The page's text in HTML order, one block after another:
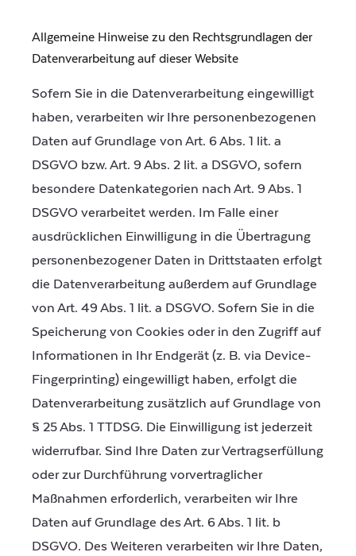
Allgemeine Hinweise zu den Rechtsgrundlagen der
Datenverarbeitung auf dieser Website
Sofern Sie in die Datenverarbeitung eingewilligt
haben, verarbeiten wir Ihre personenbezogenen
Daten auf Grundlage von Art. 6 Abs. 1 lit. a
DSGVO bzw. Art. 9 Abs. 2 lit. a DSGVO, sofern
besondere Datenkategorien nach Art. 9 Abs. 1
DSGVO verarbeitet werden. Im Falle einer
ausdrücklichen Einwilligung in die Übertragung
personenbezogener Daten in Drittstaaten erfolgt
die Datenverarbeitung außerdem auf Grundlage
von Art. 49 Abs. 1 lit. a DSGVO. Sofern Sie in die
Speicherung von Cookies oder in den Zugriff auf
Informationen in Ihr Endgerät (z. B. via Device-
Fingerprinting) eingewilligt haben, erfolgt die
Datenverarbeitung zusätzlich auf Grundlage von
§ 25 Abs. 1 TTDSG. Die Einwilligung ist jederzeit
widerrufbar. Sind Ihre Daten zur Vertragserfüllung
oder zur Durchführung vorvertraglicher
Maßnahmen erforderlich, verarbeiten wir Ihre
Daten auf Grundlage des Art. 6 Abs. 1 lit. b
DSGVO. Des Weiteren verarbeiten wir Ihre Daten,